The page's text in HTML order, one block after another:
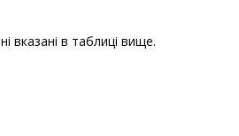
вказані в таблиці вище.